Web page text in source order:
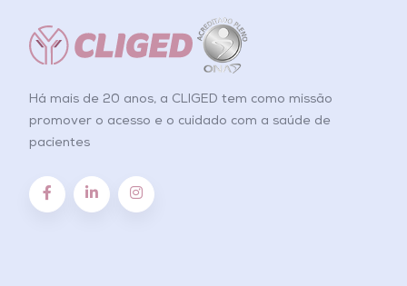
Há mais de 20 anos, a CLIGED tem como missão
promover o acesso e o cuidado com a saúde de
pacientes